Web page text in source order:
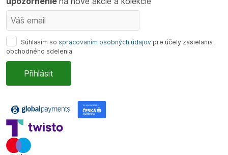
Súhlasím so spracovaním osobných údajov pre účely zasielania
obchodného sdelenia.